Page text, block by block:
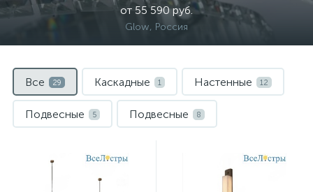
от 55 590 руб.
Glow, Россия
Все 29 Каскадные 1 Настенные 12
Подвесные 5 Подвесные 8